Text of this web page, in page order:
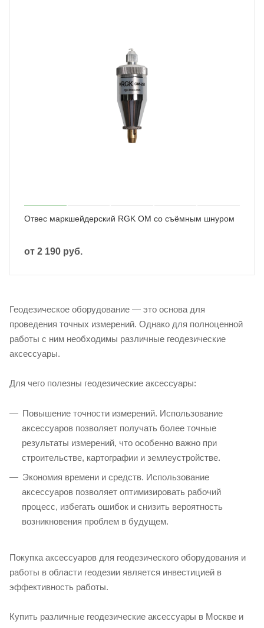
Отвес маркшейдерский RGK OM со съёмным шнуром
от 2 190 руб.
Геодезическое оборудование — это основа для
проведения точных измерений. Однако для полноценной
работы с ним необходимы различные геодезические
аксессуары.
Для чего полезны геодезические аксессуары:
Повышение точности измерений. Использование
аксессуаров позволяет получать более точные
результаты измерений, что особенно важно при
строительстве, картографии и землеустройстве.
Экономия времени и средств. Использование
аксессуаров позволяет оптимизировать рабочий
процесс, избегать ошибок и снизить вероятность
возникновения проблем в будущем.
Покупка аксессуаров для геодезического оборудования и
работы в области геодезии является инвестицией в
эффективность работы.
Купить различные геодезические аксессуары в Москве и